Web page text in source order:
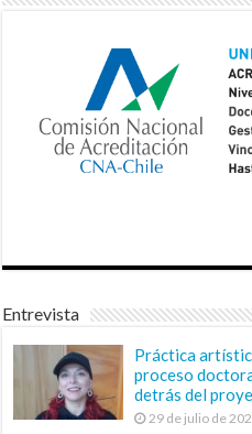
Entrevista
Práctica
proceso
detrás del
29 de julio de